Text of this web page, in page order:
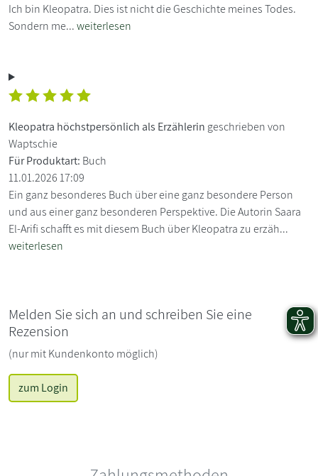
Ich bin Kleopatra. Dies ist nicht die Geschichte meines Todes.
Sondern me...weiterlesen
Kleopatra höchstpersönlich als Erzählerin geschrieben von
Waptschie
Für Produktart: Buch
11.01.2026 17:09
Ein ganz besonderes Buch über eine ganz besondere Person
und aus einer ganz besonderen Perspektive. Die Autorin Saara
El-Arifi schafft es mit diesem Buch über Kleopatra zu erzäh...
weiterlesen
Melden Sie sich an und schreiben Sie eine
Rezension
(nur mit Kundenkonto möglich)
zum Login